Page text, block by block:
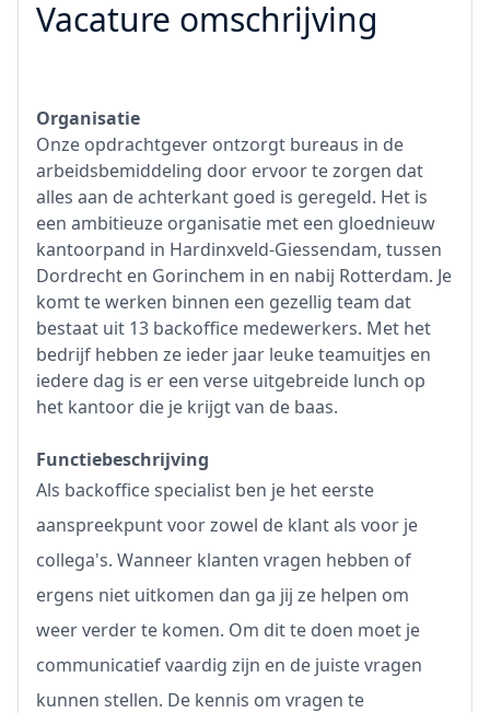
Vacature omschrijving
Organisatie
Onze opdrachtgever ontzorgt bureaus in de
arbeidsbemiddeling door ervoor te zorgen dat
alles aan de achterkant goed is geregeld. Het is
een ambitieuze organisatie met een gloednieuw
kantoorpand in Hardinxveld-Giessendam, tussen
Dordrecht en Gorinchem in en nabij Rotterdam. Je
komt te werken binnen een gezellig team dat
bestaat uit 13 backoffice medewerkers. Met het
bedrijf hebben ze ieder jaar leuke teamuitjes en
iedere dag is er een verse uitgebreide lunch op
het kantoor die je krijgt van de baas.
Functiebeschrijving
Als backoffice specialist ben je het eerste
aanspreekpunt voor zowel de klant als voor je
collega's. Wanneer klanten vragen hebben of
ergens niet uitkomen dan ga jij ze helpen om
weer verder te komen. Om dit te doen moet je
communicatief vaardig zijn en de juiste vragen
kunnen stellen. De kennis om vragen te